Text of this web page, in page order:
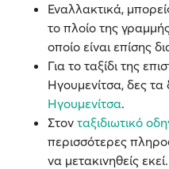
Εναλλακτικά,
το πλοίο της
οποίο είναι επίσης
Για το ταξίδι της
Ηγουμενίτσα, δες τα
Ηγουμενίτσα.
Στον ταξιδιωτικό
περισσότερες
να μετακινηθείς εκεί.